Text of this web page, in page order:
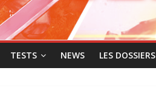
TESTS NEWS LES DOSSIERS